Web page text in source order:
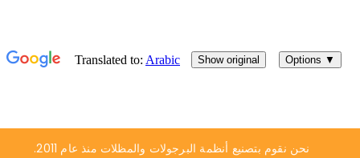
نحن نقوم بتصنيع أنظمة البرجولات والمظلات منذ عام 2011.